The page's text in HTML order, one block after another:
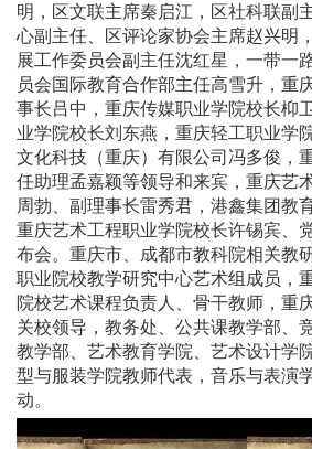
明，区文联主席秦启江，区社科联副
心副主任、区评论家协会主席赵兴明
展工作委员会副主任沈红星，一带一
员会国际教育合作部主任高雪升，重
事长吕中，重庆传媒职业学院校长枊
业学院校长刘东燕，重庆轻工职业学
文化科技（重庆）有限公司冯多俊，
任助理孟嘉颖等领导和来宾，重庆艺
周勃、副理事长雷秀君，港鑫集团教
重庆艺术工程职业学院校长许锡宾、
布会。重庆市、成都市教科院相关教
职业院校教学研究中心艺术组成员，
院校艺术课程负责人、骨干教师，重
关校领导，教务处、公共课教学部、
教学部、艺术教育学院、艺术设计学
型与服装学院教师代表，音乐与表演
动。